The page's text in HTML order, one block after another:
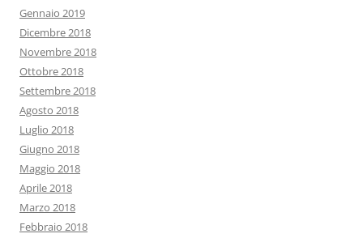
Gennaio 2019
Dicembre 2018
Novembre 2018
Ottobre 2018
Settembre 2018
Agosto 2018
Luglio 2018
Giugno 2018
Maggio 2018
Aprile 2018
Marzo 2018
Febbraio 2018